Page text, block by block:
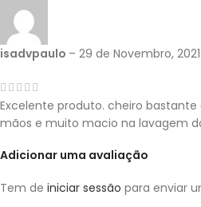
isadvpaulo – 29 de Novembro, 2021
Excelente produto. cheiro bastante
mãos e muito macio na lavagem
Adicionar uma avaliação
Tem de iniciar sessão para enviar